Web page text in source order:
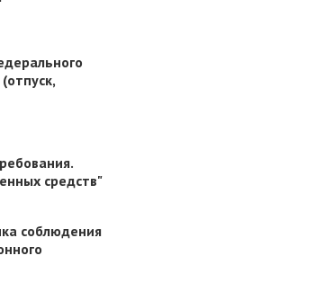
средств"
соблюдения